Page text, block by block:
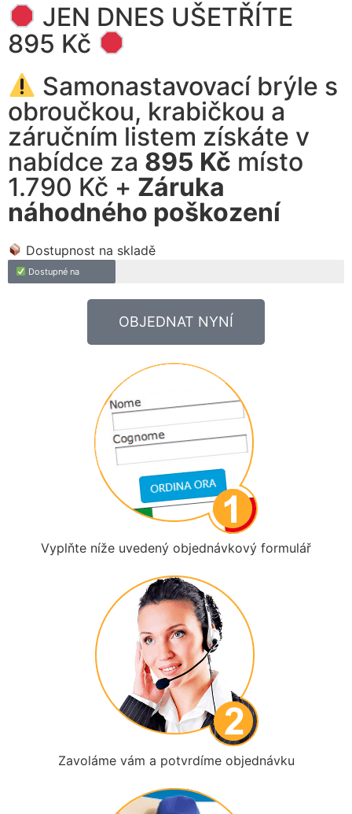
JEN DNES UŠETŘÍTE
895 Kč
Samonastavovací brýle s
obroučkou, krabičkou a
záručním listem získáte v
nabídce za 895 Kč místo
1.790 Kč + Záruka
náhodného poškození
Dostupnost na skladě
Dostupné na
OBJEDNAT NYNÍ
Vyplňte níže uvedený objednávkový formulář
Zavoláme vám a potvrdíme objednávku